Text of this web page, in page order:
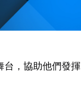
，協助他們發